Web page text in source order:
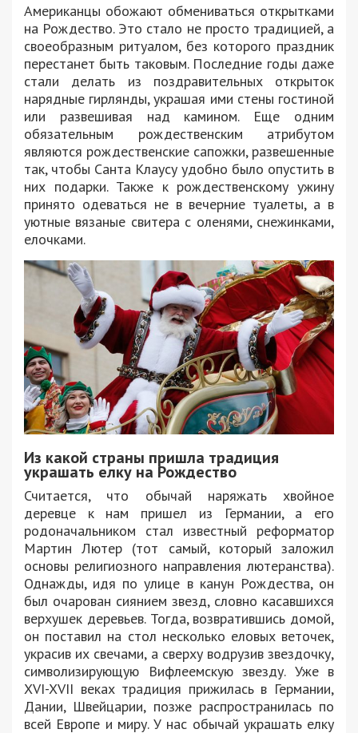
Американцы обожают обмениваться открытками
на Рождество. Это стало не просто традицией, а
своеобразным ритуалом, без которого праздник
перестанет быть таковым. Последние годы даже
стали делать из поздравительных открыток
нарядные гирлянды, украшая ими стены гостиной
или развешивая над камином. Еще одним
обязательным рождественским атрибутом
являются рождественские сапожки, развешенные
так, чтобы Санта Клаусу удобно было опустить в
них подарки. Также к рождественскому ужину
принято одеваться не в вечерние туалеты, а в
уютные вязаные свитера с оленями, снежинками,
елочками.
Из какой страны пришла традиция
украшать елку на Рождество
Считается, что обычай наряжать хвойное
деревце к нам пришел из Германии, а его
родоначальником стал известный реформатор
Мартин Лютер (тот самый, который заложил
основы религиозного направления лютеранства).
Однажды, идя по улице в канун Рождества, он
был очарован сиянием звезд, словно касавшихся
верхушек деревьев. Тогда, возвратившись домой,
он поставил на стол несколько еловых веточек,
украсив их свечами, а сверху водрузив звездочку,
символизирующую Вифлеемскую звезду. Уже в
XVI-XVII веках традиция прижилась в Германии,
Дании, Швейцарии, позже распространилась по
всей Европе и миру. У нас обычай украшать елку